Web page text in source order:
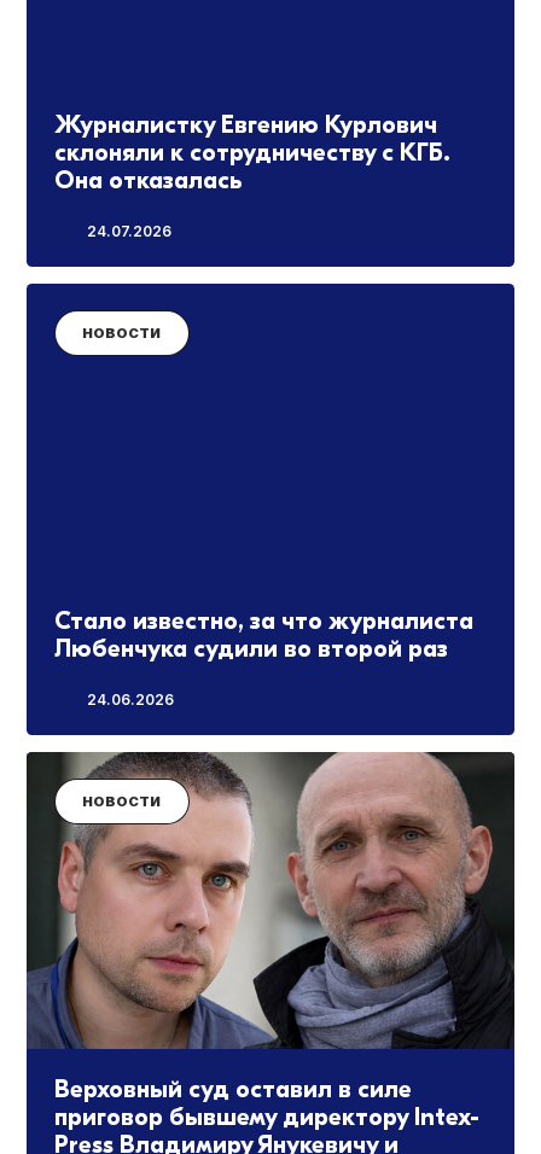
Журналистку Евгению Курлович
склоняли к сотрудничеству с КГБ.
Она отказалась
24.07.2026
НОВОСТИ
Стало известно, за что журналиста
Любенчука судили во второй раз
24.06.2026
НОВОСТИ
Верховный суд оставил в силе
приговор бывшему директору Intex-
Press Владимиру Янукевичу и